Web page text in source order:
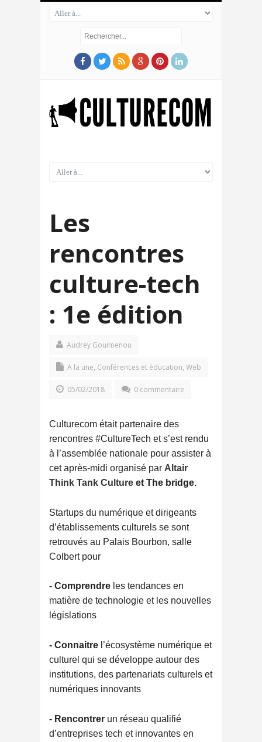
Les
rencontres
culture-tech
: 1e édition
Audrey Gouimenou
A la une, Conférences et éducation, Web
05/02/2018 0 commentaire
Culturecom était partenaire des
rencontres #CultureTech et s’est rendu
à l’assemblée nationale pour assister à
cet après-midi organisé par Altair
Think Tank Culture et The bridge.
Startups du numérique et dirigeants
d’établissements culturels se sont
retrouvés au Palais Bourbon, salle
Colbert pour
- Comprendre les tendances en
matière de technologie et les nouvelles
législations
- Connaitre l’écosystème numérique et
culturel qui se développe autour des
institutions, des partenariats culturels et
numériques innovants
- Rencontrer un réseau qualifié
d’entreprises tech et innovantes en